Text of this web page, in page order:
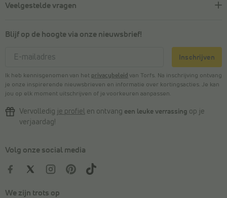
Veelgestelde vragen
Blijf op de hoogte via onze nieuwsbrief!
Inschrijven
Ik heb kennisgenomen van het privacybeleid van Torfs. Na inschrijving ontvang
je onze inspirerende nieuwsbrieven en informatie over kortingsacties. Je kan
jou op elk moment uitschrijven of je voorkeuren aanpassen.
Vervolledig je profiel en ontvang een leuke verrassing op je
verjaardag!
Volg onze social media
We zijn trots op